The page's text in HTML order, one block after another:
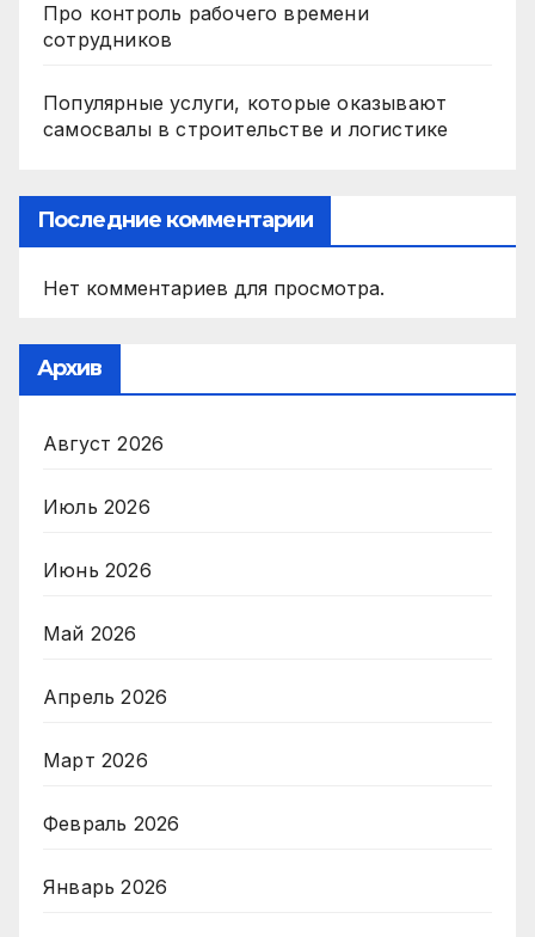
Про контроль рабочего времени
сотрудников
Популярные услуги, которые оказывают
самосвалы в строительстве и логистике
Последние комментарии
Нет комментариев для просмотра.
Архив
Август 2026
Июль 2026
Июнь 2026
Май 2026
Апрель 2026
Март 2026
Февраль 2026
Январь 2026